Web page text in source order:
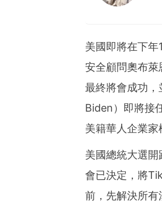
美國即將在下年
安全顧問奧布
最終將會成功
Biden）即將接
美籍華人企業
美國總統大選
會已決定，將
前，先解決所有